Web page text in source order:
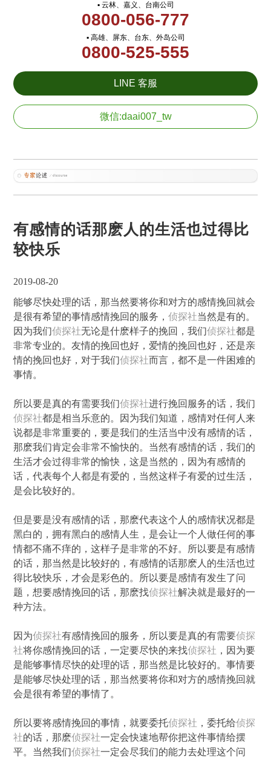
▪ 云林、嘉义、台南公司
0800-056-777
▪ 高雄、屏东、台东、外岛公司
0800-525-555
LINE 客服
微信:daai007_tw
有感情的话那麽人的生活也过得比
较快乐
2019-08-20
能够尽快处理的话，那当然要将你和对方的感情挽回就会
是很有希望的事情感情挽回的服务，侦探社当然是有的。
因为我们侦探社无论是什麽样子的挽回，我们侦探社都是
非常专业的。友情的挽回也好，爱情的挽回也好，还是亲
情的挽回也好，对于我们侦探社而言，都不是一件困难的
事情。
所以要是真的有需要我们侦探社进行挽回服务的话，我们
侦探社都是相当乐意的。因为我们知道，感情对任何人来
说都是非常重要的，要是我们的生活当中没有感情的话，
那麽我们肯定会非常不愉快的。当然有感情的话，我们的
生活才会过得非常的愉快，这是当然的，因为有感情的
话，代表每个人都是有爱的，当然这样子有爱的过生活，
是会比较好的。
但是要是没有感情的话，那麽代表这个人的感情状况都是
黑白的，拥有黑白的感情人生，是会让一个人做任何的事
情都不痛不痒的，这样子是非常的不好。所以要是有感情
的话，那当然是比较好的，有感情的话那麽人的生活也过
得比较快乐，才会是彩色的。所以要是感情有发生了问
题，想要感情挽回的话，那麽找侦探社解决就是最好的一
种方法。
因为侦探社有感情挽回的服务，所以要是真的有需要侦探
社将你感情挽回的话，一定要尽快的来找侦探社 ，因为要
是能够事情尽快的处理的话，那当然是比较好的。事情要
是能够尽快处理的话，那当然要将你和对方的感情挽回就
会是很有希望的事情了。
所以要将感情挽回的事情，就要委托侦探社 ，委托给侦探
社的话，那麽侦探社一定会快速地帮你把这件事情给摆
平。当然我们侦探社一定会尽我们的能力去处理这个问